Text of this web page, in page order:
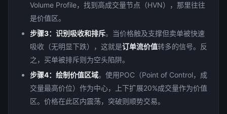
Volume Profile，找到高成交量节点（HVN），那里往往
是价值区。
步骤3：识别吸收和排斥。当价格触及支撑但卖单被快速
吸收（无明显下跌），这就是订单流价值转多的信号。反
之，买单被排斥则为空头陷阱。
步骤4：绘制价值区域。使用POC（Point of Control，成
交量最高价位）作为中心，上下扩展20%成交量作为价值
区。价格在此区内震荡，突破则顺势交易。